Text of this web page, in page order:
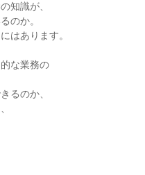
知識が、
のか。
はあります。
な業務の
るのか、